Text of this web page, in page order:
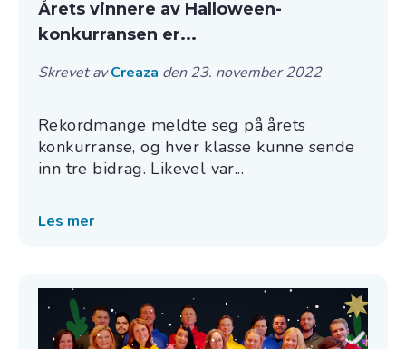
Årets vinnere av Halloween-
konkurransen er...
Skrevet avCreaza den 23. november 2022
Rekordmange meldte seg på årets
konkurranse, og hver klasse kunne sende
inn tre bidrag. Likevel var...
Les mer